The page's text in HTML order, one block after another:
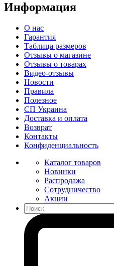
Информация
О нас
Гарантия
Таблица размеров
Отзывы о магазине
Отзывы о товарах
Видео-отзывы
Новости
Правила
Полезное
СП Украина
Доставка и оплата
Возврат
Контакты
Конфиденциальность
Каталог товаров
Новинки
Распродажа
Сотрудничество
Акции